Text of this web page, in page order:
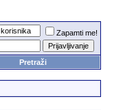
Zapamti me!
Pretraži